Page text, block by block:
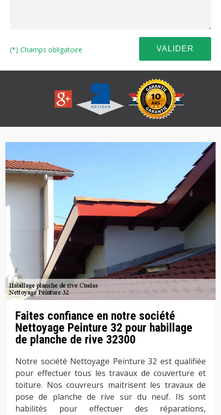
(*) Champs obligatoire
Faites confiance en notre société
Nettoyage Peinture 32 pour habillage
de planche de rive 32300
Notre société Nettoyage Peinture 32 est qualifiée
pour effectuer tous les travaux de couverture et
toiture. Nos couvreurs maitrisent les travaux de
pose de planche de rive sur du neuf. Ils sont
habilités pour effectuer des réparations,